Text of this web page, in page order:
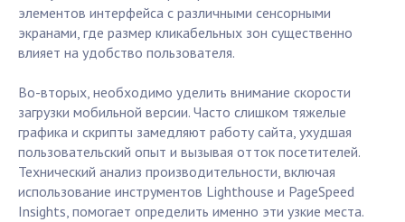
элементов интерфейса с различными сенсорными
экранами, где размер кликабельных зон существенно
влияет на удобство пользователя.
Во-вторых, необходимо уделить внимание скорости
загрузки мобильной версии. Часто слишком тяжелые
графика и скрипты замедляют работу сайта, ухудшая
пользовательский опыт и вызывая отток посетителей.
Технический анализ производительности, включая
использование инструментов Lighthouse и PageSpeed
Insights, помогает определить именно эти узкие места.